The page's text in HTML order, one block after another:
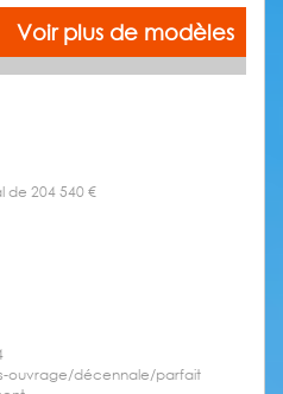
Voir plus de modèles
de 204 540 €
ouvrage/décennale/parfait